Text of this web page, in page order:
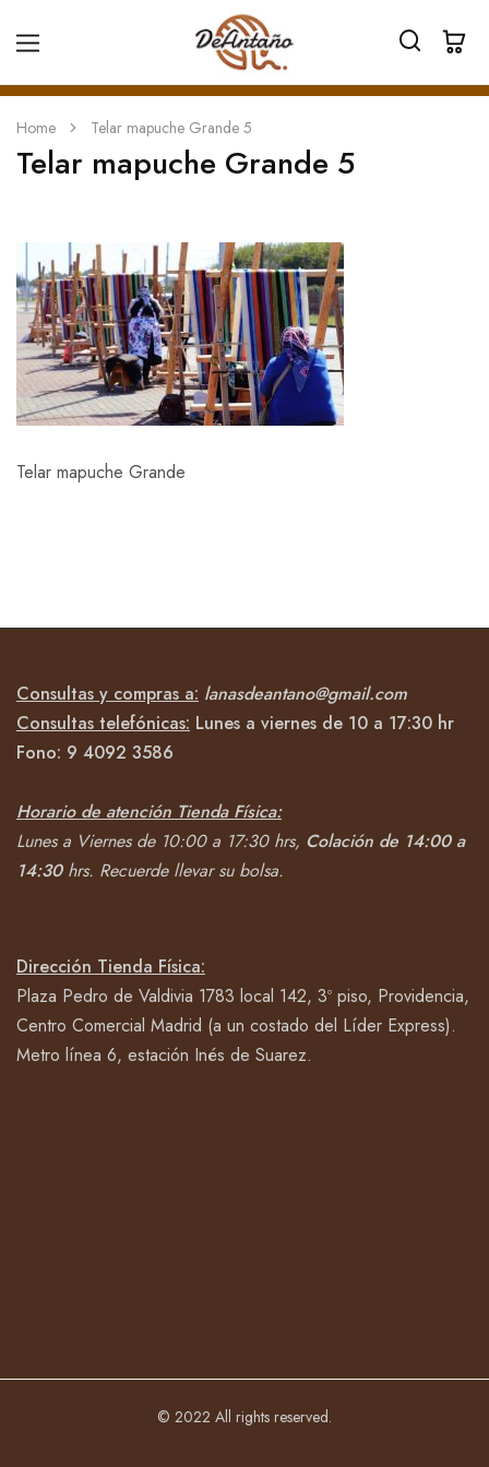
Home Telar mapuche Grande 5
Telar mapuche Grande 5
Telar mapuche Grande
Consultas y compras a: lanasdeantano@gmail.com
Consultas telefónicas: Lunes a viernes de 10 a 17:30 hr
Fono: 9 4092 3586
Horario de atención Tienda Física:
Lunes a Viernes de 10:00 a 17:30 hrs, Colación de 14:00 a
14:30hrs. Recuerde llevar su bolsa.
Dirección Tienda Física:
Plaza Pedro de Valdivia 1783 local 142, 3º piso, Providencia,
Centro Comercial Madrid (a un costado del Líder Express).
Metro línea 6, estación Inés de Suarez.
© 2022 All rights reserved.